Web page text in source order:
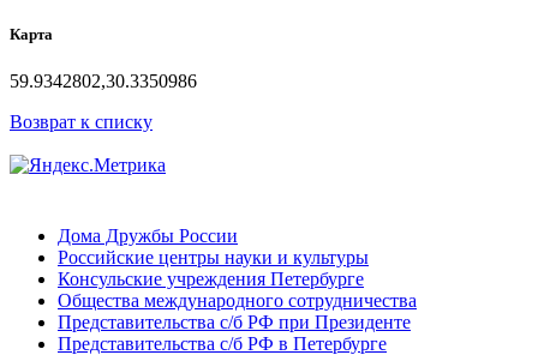
Карта
59.9342802,30.3350986
Возврат к списку
Дома Дружбы России
Российские центры науки и культуры
Консульские учреждения Петербурге
Общества международного сотрудничества
Представительства с/б РФ при Президенте
Представительства с/б РФ в Петербурге